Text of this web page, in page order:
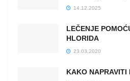
14.12.2025
LEČENJE
HLORIDA
23.03.2020
KAKO NAPRAVITI